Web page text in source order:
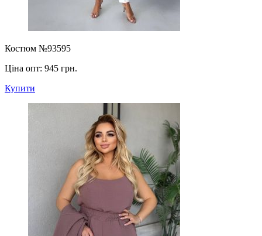
Костюм №93595
Ціна опт: 945 грн.
Купити